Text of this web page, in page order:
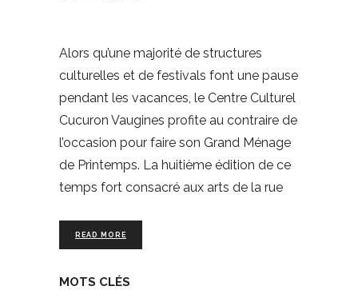
Alors qu’une majorité de structures
culturelles et de festivals font une pause
pendant les vacances, le Centre Culturel
Cucuron Vaugines profite au contraire de
l’occasion pour faire son Grand Ménage
de Printemps. La huitième édition de ce
temps fort consacré aux arts de la rue
READ MORE
MOTS CLÉS